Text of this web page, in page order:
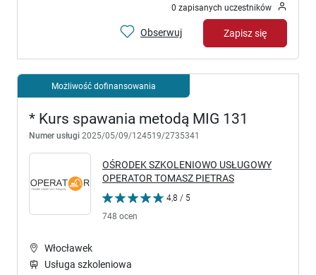
0 zapisanych uczestników
Obserwuj Zapisz się
Możliwość dofinansowania
* Kurs spawania metodą MIG 131
Numer usługi 2025/05/09/124519/2735341
OŚRODEK SZKOLENIOWO USŁUGOWY
OPERATOR TOMASZ PIETRAS
4,8 / 5
748 ocen
Włocławek
Usługa szkoleniowa